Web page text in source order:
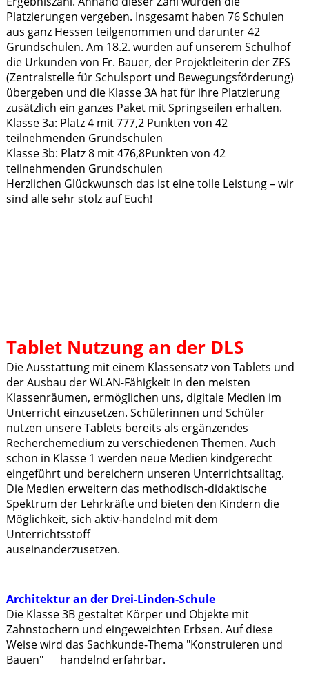
Platzierungen vergeben. Insgesamt haben 76 Schulen
aus ganz Hessen teilgenommen und darunter 42
Grundschulen. Am 18.2. wurden auf unserem Schulhof
die Urkunden von Fr. Bauer, der Projektleiterin der ZFS
(Zentralstelle für Schulsport und Bewegungsförderung)
übergeben und die Klasse 3A hat für ihre Platzierung
zusätzlich ein ganzes Paket mit Springseilen erhalten.
Klasse 3a: Platz 4 mit 777,2 Punkten von 42
teilnehmenden Grundschulen
Klasse 3b: Platz 8 mit 476,8Punkten von 42
teilnehmenden Grundschulen
Herzlichen Glückwunsch das ist eine tolle Leistung – wir
sind alle sehr stolz auf Euch!
Tablet Nutzung an der DLS
Die Ausstattung mit einem Klassensatz von Tablets und
der Ausbau der WLAN-Fähigkeit in den meisten
Klassenräumen, ermöglichen uns, digitale Medien im
Unterricht einzusetzen. Schülerinnen und Schüler
nutzen unsere Tablets bereits als ergänzendes
Recherchemedium zu verschiedenen Themen. Auch
schon in Klasse 1 werden neue Medien kindgerecht
eingeführt und bereichern unseren Unterrichtsalltag.
Die Medien erweitern das methodisch-didaktische
Spektrum der Lehrkräfte und bieten den Kindern die
Möglichkeit, sich aktiv-handelnd mit dem
Unterrichtsstoff
Architektur an der Drei-Linden-Schule
Die Klasse 3B gestaltet Körper und Objekte mit
Zahnstochern und eingeweichten Erbsen. Auf diese
Weise wird das Sachkunde-Thema "Konstruieren und
Bauen" handelnd erfahrbar.